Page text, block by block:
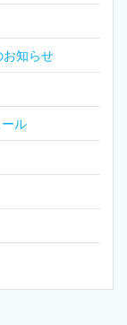
お知らせ
ル